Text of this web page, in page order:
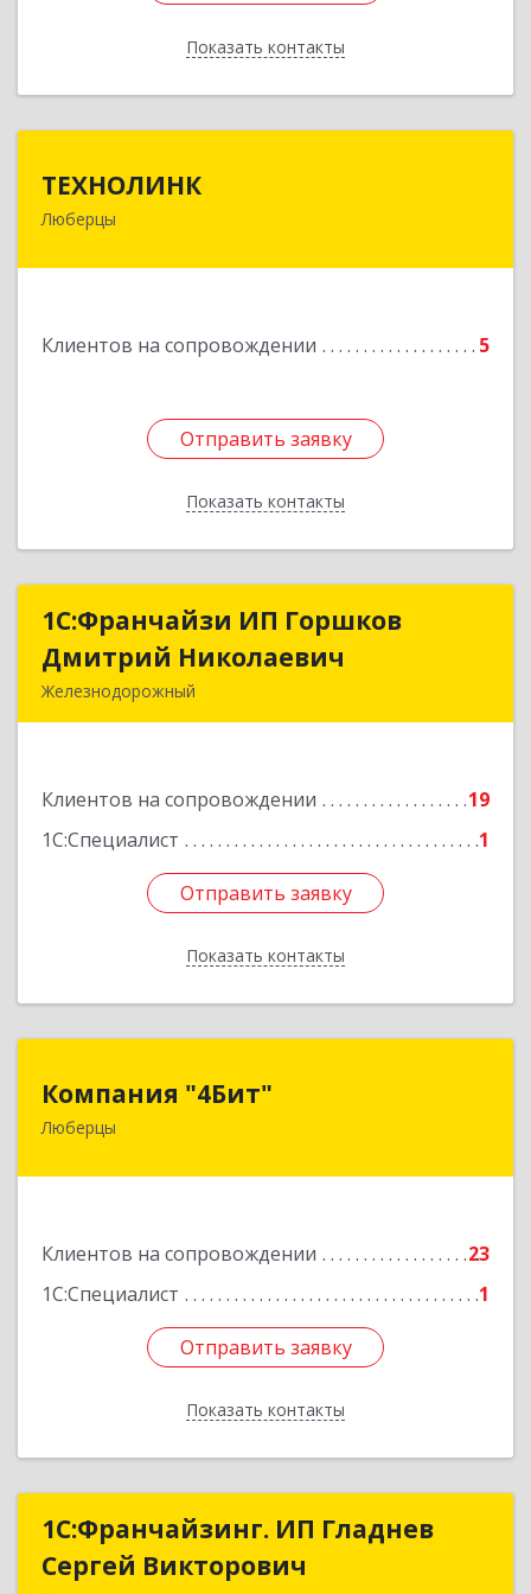
Показать контакты
Назад
ТЕХНОЛИНК
Люберцы
Клиентов на сопровождении 5
Отправить заявку
Показать контакты
140014, г.Люберцы, Октябрьский просп., д.373
Отправить заявку
Назад
1С:Франчайзи ИП Горшков
Дмитрий Николаевич
Железнодорожный
Клиентов на сопровождении
19
1С:Специалист
1
Отправить заявку
Показать контакты
1С:Франчайзи ИП Горшков
Дмитрий Николаевич
Подробнее
Отправить заявку
Назад
Компания "4Бит"
Люберцы
Клиентов на сопровождении
23
1С:Специалист
1
Отправить заявку
Показать контакты
140006, Московская обл, Люберецкий р-н,
Подробнее
Отправить заявку
Назад
1С:Франчайзинг. ИП Гладнев
Сергей Викторович
1С:Франчайзинг. ИП Гладнев
Сергей Викторович